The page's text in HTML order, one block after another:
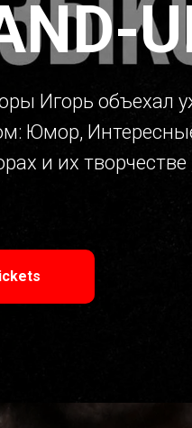
Игорь объехал
Юмор,
и их